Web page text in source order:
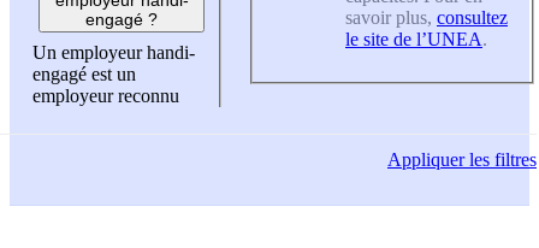
engagé ?
Un employeur handi-
engagé est un
employeur reconnu
savoir plus, consultez
le site de l’UNEA.
Appliquerles filtres